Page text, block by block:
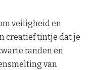
veiligheid en
creatief tintje dat je
randen en
van